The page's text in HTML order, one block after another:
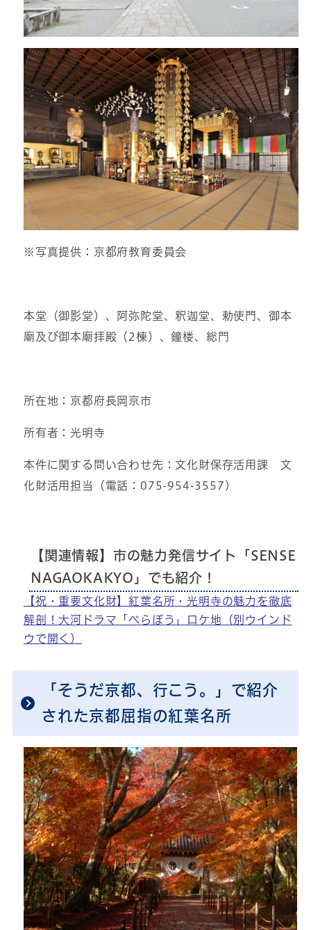
※写真提供：京都府教育委員会
本堂（御影堂）、阿弥陀堂、釈迦堂、勅使門、御本
廟及び御本廟拝殿（2棟）、鐘楼、総門
所在地：京都府長岡京市
所有者：光明寺
本件に関する問い合わせ先：文化財保存活用課 文
化財活用担当（電話：075-954-3557)
【関連情報】市の魅力発信サイト「SENSE
NAGAOKAKYO」でも紹介！
【祝・重要文化財】紅葉名所・光明寺の魅力を徹底
解剖！大河ドラマ「べらぼう」ロケ地 （別ウインド
ウで開く）
「そうだ京都、行こう。」で紹介
された京都屈指の紅葉名所